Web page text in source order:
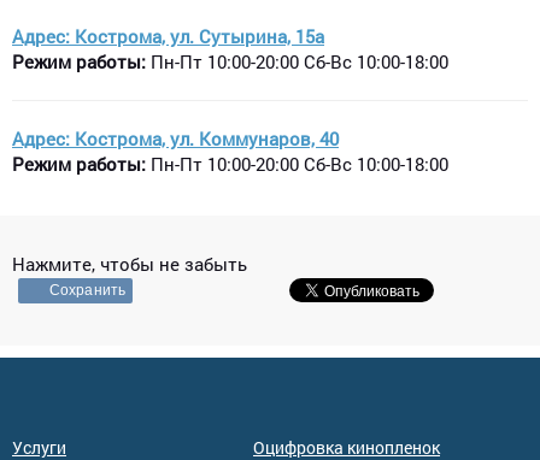
Адрес: Кострома, ул. Сутырина, 15а
Режим работы: Пн-Пт 10:00-20:00 Сб-Вс 10:00-18:00
Адрес: Кострома, ул. Коммунаров, 40
Режим работы: Пн-Пт 10:00-20:00 Сб-Вс 10:00-18:00
Нажмите, чтобы не забыть
Сохранить
Услуги
Оцифровка кинопленок